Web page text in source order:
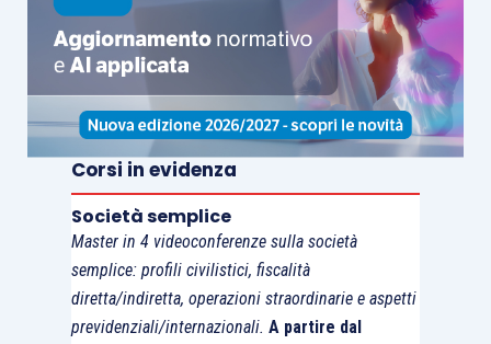
prassi che dovremmo adottare tutte le volte che
eseguiamo operazioni delicate.
Corsi in evidenza
Società semplice
Master in 4 videoconferenze sulla società
semplice: profili civilistici, fiscalità
diretta/indiretta, operazioni straordinarie e aspetti
previdenziali/internazionali. A partire dal